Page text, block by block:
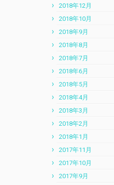
2018年12月
2018年10月
2018年9月
2018年8月
2018年7月
2018年6月
2018年5月
2018年4月
2018年3月
2018年2月
2018年1月
2017年11月
2017年10月
2017年9月